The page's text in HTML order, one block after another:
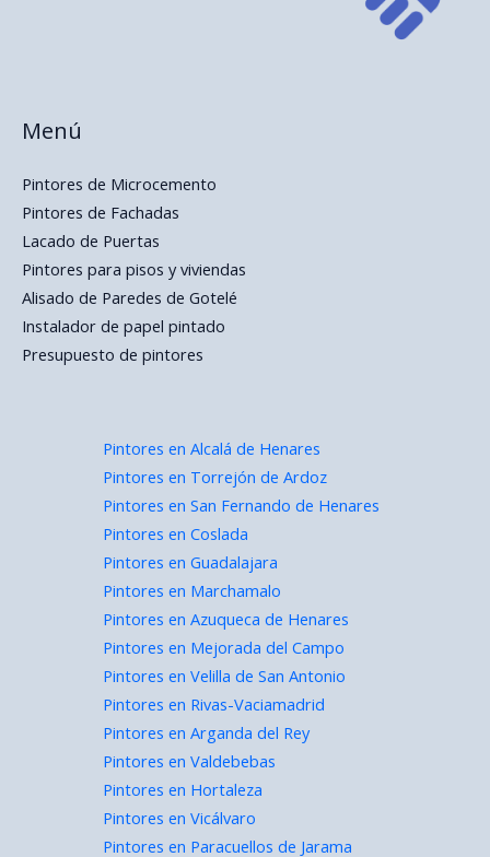
Menú
Pintores de Microcemento
Pintores de Fachadas
Lacado de Puertas
Pintores para pisos y viviendas
Alisado de Paredes de Gotelé
Instalador de papel pintado
Presupuesto de pintores
Pintores en Alcalá de Henares
Pintores en Torrejón de Ardoz
Pintores en San Fernando de Henares
Pintores en Coslada
Pintores en Guadalajara
Pintores en Marchamalo
Pintores en Azuqueca de Henares
Pintores en Mejorada del Campo
Pintores en Velilla de San Antonio
Pintores en Rivas-Vaciamadrid
Pintores en Arganda del Rey
Pintores en Valdebebas
Pintores en Hortaleza
Pintores en Vicálvaro
Pintores en Paracuellos de Jarama